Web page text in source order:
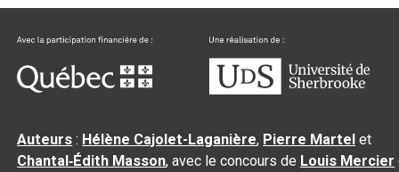
Auteurs : Hélène Cajolet-Laganière, Pierre Martel et
Chantal‑Édith Masson, avec le concours de Louis Mercier